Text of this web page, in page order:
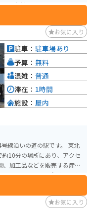
、自然の感じるにはもって
に観光を楽しめるのでおす
お気に入り
いの道の駅です。 東北
10分の場所にあり、アクセ
しか味わえない逸品として
駐車： 駐車場あり
予算： 無料
混雑： 普通
滞在： 1時間
施設： 屋内
お気に入り